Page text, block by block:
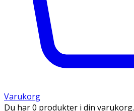
Varukorg
Du har 0 produkter i din varukorg.